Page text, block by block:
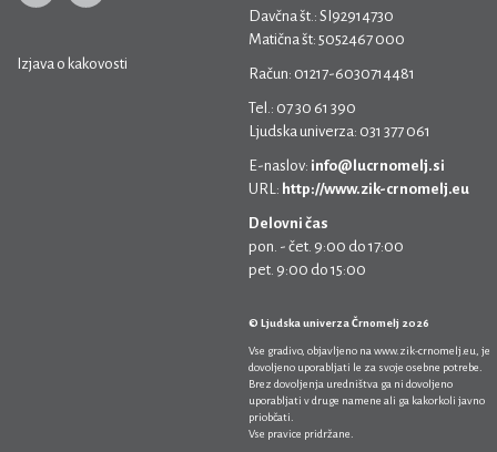
Izjava o kakovosti
Davčna št.: SI92914730
Matična št: 5052467 000
Račun: 01217-6030714481
Tel.: 07 30 61 390
Ljudska univerza: 031 377 061
E-naslov: info@lucrnomelj.si
URL: http://www.zik-crnomelj.eu
Delovni čas
pon. - čet. 9:00 do 17:00
pet. 9:00 do 15:00
© Ljudska univerza Črnomelj 2026
Vse gradivo, objavljeno na www.zik-crnomelj.eu , je
dovoljeno uporabljati le za svoje osebne potrebe.
Brez dovoljenja uredništva ga ni dovoljeno
uporabljati v druge namene ali ga kakorkoli javno
priobčati.
Vse pravice pridržane.